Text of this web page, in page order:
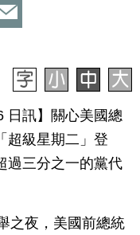
日訊】關心美國總
超級星期二」登
過三分之一的黨代
之夜，美國前總統